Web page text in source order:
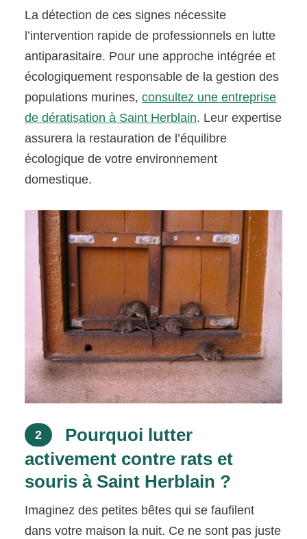
La détection de ces signes nécessite
l’intervention rapide de professionnels en lutte
antiparasitaire. Pour une approche intégrée et
écologiquement responsable de la gestion des
populations murines,consultez une entreprise
de dératisation à Saint Herblain. Leur expertise
assurera la restauration de l’équilibre
écologique de votre environnement
domestique.
2
Pourquoi lutter
activement contre rats et
souris à Saint Herblain ?
Imaginez des petites bêtes qui se faufilent
dans votre maison la nuit. Ce ne sont pas juste